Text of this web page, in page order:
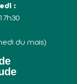
:
du mois)